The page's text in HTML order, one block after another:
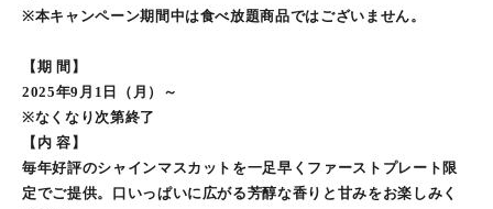
※本キャンペーン期間中は食べ放題商品ではございません。
【期 間】
2025年9⽉1⽇（月）～
※なくなり次第終了
【内 容】
毎年好評のシャインマスカットを一足早くファーストプレート限
定でご提供。口いっぱいに広がる芳醇な香りと甘みをお楽しみく